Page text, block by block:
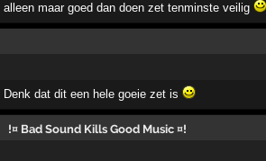
alleen maar goed dan doen zet tenminste veilig
Denk dat dit een hele goeie zet is
!¤ Bad Sound Kills Good Music ¤!